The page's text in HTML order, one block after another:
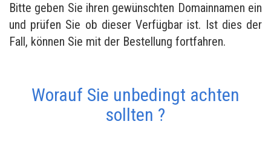
Bitte geben Sie ihren gewünschten Domainnamen ein
und prüfen Sie ob dieser Verfügbar ist. Ist dies der
Fall, können Sie mit der Bestellung fortfahren.
Worauf Sie unbedingt achten
sollten ?